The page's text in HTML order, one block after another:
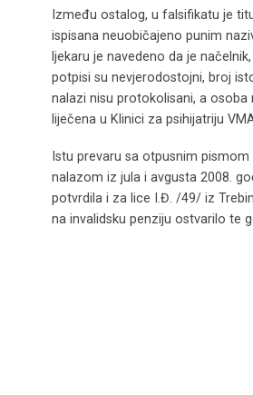
Između ostalog, u falsifikatu je
ispisana neuobičajeno punim
ljekaru je navedeno da je
potpisi su nevjerodostojni, broj
nalazi nisu protokolisani, a osoba
liječena u Klinici za psihijatriju
Istu prevaru sa otpusnim
nalazom iz jula i avgusta 2008.
potvrdila i za lice I.Đ. /49/ iz
na invalidsku penziju ostvarilo te